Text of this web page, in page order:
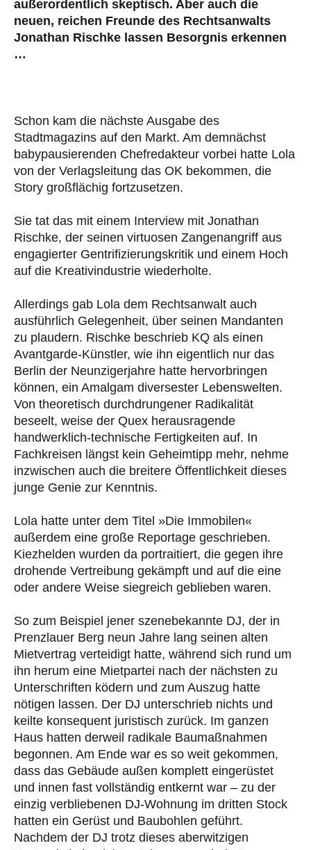
außerordentlich skeptisch. Aber auch die
neuen, reichen Freunde des Rechtsanwalts
Jonathan Rischke lassen Besorgnis erkennen
…
Schon kam die nächste Ausgabe des
Stadtmagazins auf den Markt. Am demnächst
babypausierenden Chefredakteur vorbei hatte Lola
von der Verlagsleitung das OK bekommen, die
Story großflächig fortzusetzen.
Sie tat das mit einem Interview mit Jonathan
Rischke, der seinen virtuosen Zangenangriff aus
engagierter Gentrifizierungskritik und einem Hoch
auf die Kreativindustrie wiederholte.
Allerdings gab Lola dem Rechtsanwalt auch
ausführlich Gelegenheit, über seinen Mandanten
zu plaudern. Rischke beschrieb KQ als einen
Avantgarde-Künstler, wie ihn eigentlich nur das
Berlin der Neunzigerjahre hatte hervorbringen
können, ein Amalgam diversester Lebenswelten.
Von theoretisch durchdrungener Radikalität
beseelt, weise der Quex herausragende
handwerklich-technische Fertigkeiten auf. In
Fachkreisen längst kein Geheimtipp mehr, nehme
inzwischen auch die breitere Öffentlichkeit dieses
junge Genie zur Kenntnis.
Lola hatte unter dem Titel »Die Immobilen«
außerdem eine große Reportage geschrieben.
Kiezhelden wurden da portraitiert, die gegen ihre
drohende Vertreibung gekämpft und auf die eine
oder andere Weise siegreich geblieben waren.
So zum Beispiel jener szenebekannte DJ, der in
Prenzlauer Berg neun Jahre lang seinen alten
Mietvertrag verteidigt hatte, während sich rund um
ihn herum eine Mietpartei nach der nächsten zu
Unterschriften ködern und zum Auszug hatte
nötigen lassen. Der DJ unterschrieb nichts und
keilte konsequent juristisch zurück. Im ganzen
Haus hatten derweil radikale Baumaßnahmen
begonnen. Am Ende war es so weit gekommen,
dass das Gebäude außen komplett eingerüstet
und innen fast vollständig entkernt war – zu der
einzig verbliebenen DJ-Wohnung im dritten Stock
hatten ein Gerüst und Baubohlen geführt.
Nachdem der DJ trotz dieses aberwitzigen